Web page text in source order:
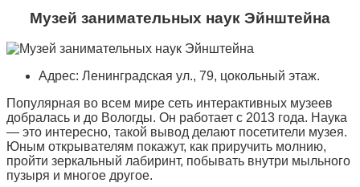
Музей занимательных наук Эйнштейна
Адрес: Ленинградская ул., 79, цокольный этаж.
Популярная во всем мире сеть интерактивных музеев
добралась и до Вологды. Он работает с 2013 года. Наука
— это интересно, такой вывод делают посетители музея.
Юным открывателям покажут, как приручить молнию,
пройти зеркальный лабиринт, побывать внутри мыльного
пузыря и многое другое.